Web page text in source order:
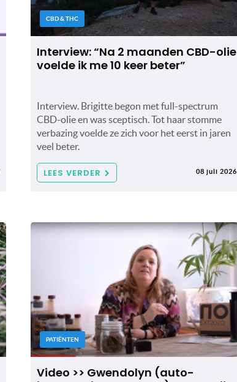
CBD & THC
Interview: “Na 2 maanden CBD-olie
voelde ik me 10 keer beter”
Interview. Brigitte begon met full-spectrum
CBD-olie en was sceptisch. Tot haar stomme
verbazing voelde ze zich voor het eerst in jaren
veel beter.
LEES VERDER 08 juli 2026
PATIËNTEN
Video >> Gwendolyn (auto-